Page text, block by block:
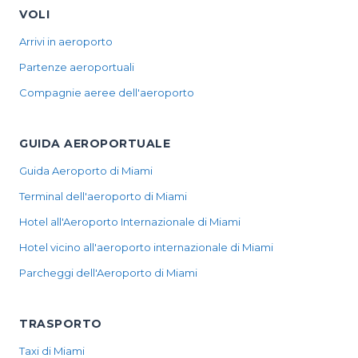
VOLI
Arrivi in aeroporto
Partenze aeroportuali
Compagnie aeree dell'aeroporto
GUIDA AEROPORTUALE
Guida Aeroporto di Miami
Terminal dell'aeroporto di Miami
Hotel all'Aeroporto Internazionale di Miami
Hotel vicino all'aeroporto internazionale di Miami
Parcheggi dell'Aeroporto di Miami
TRASPORTO
Taxi di Miami